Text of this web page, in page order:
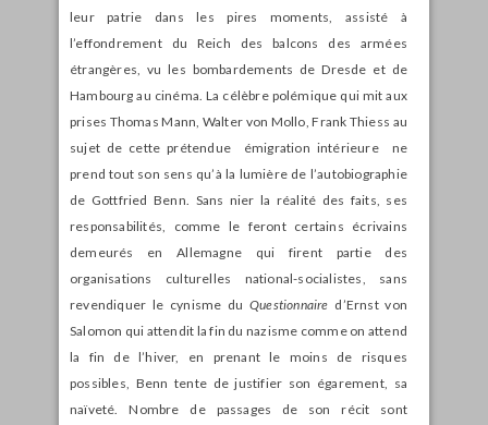
leur patrie dans les pires moments, assisté à
l’effondrement du Reich des balcons des armées
étrangères, vu les bombardements de Dresde et de
Hambourg au cinéma. La célèbre polémique qui mit aux
prises Thomas Mann, Walter von Mollo, Frank Thiess au
sujet de cette prétendue émigration intérieure ne
prend tout son sens qu’à la lumière de l’autobiographie
de Gottfried Benn. Sans nier la réalité des faits, ses
responsabilités, comme le feront certains écrivains
demeurés en Allemagne qui firent partie des
organisations culturelles national-socialistes, sans
revendiquer le cynisme duQuestionnaire d’Ernst von
Salomon qui attendit la fin du nazisme comme on attend
la fin de l’hiver, en prenant le moins de risques
possibles, Benn tente de justifier son égarement, sa
naïveté. Nombre de passages de son récit sont